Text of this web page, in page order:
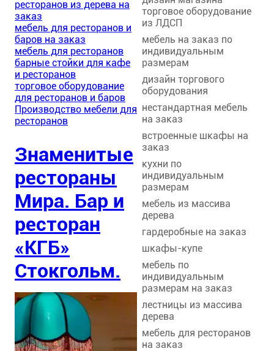
ресторанов из дерева на
заказ
мебель для ресторанов и
баров на заказ
мебель для ресторанов
барные стойки для кафе
и ресторанов
торговое оборудование
для ресторанов и баров
Производство мебели для
ресторанов
Знаменитые
рестораны
Мира. Бар и
ресторан
«КГБ»
Стокгольм.
торговое оборудование
из ЛДСП
мебель на заказ по
индивидуальным
размерам
дизайн торгового
оборудования
нестандартная мебель
на заказ
встроенные шкафы на
заказ
кухни по
индивидуальным
размерам
мебель из массива
дерева
гардеробные на заказ
шкафы-купе
мебель по
индивидуальным
размерам на заказ
лестницы из массива
дерева
мебель для ресторанов
на заказ